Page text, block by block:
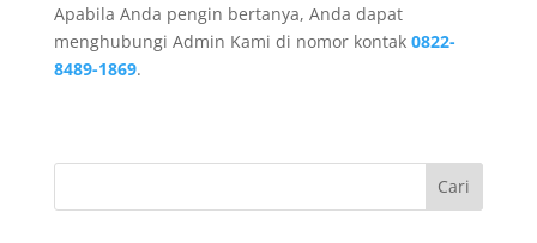
Apabila Anda pengin bertanya, Anda dapat
menghubungi Admin Kami di nomor kontak 0822-
8489-1869.